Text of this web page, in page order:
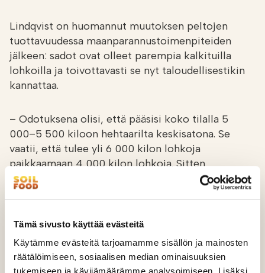
Tämä sivusto käyttää evästeitä
Käytämme evästeitä tarjoamamme sisällön ja mainosten
räätälöimiseen, sosiaalisen median ominaisuuksien
Lindqvist on huomannut muutoksen peltojen
tuottavuudessa maanparannustoimenpiteiden
jälkeen: sadot ovat olleet parempia kalkituilla
lohkoilla ja toivottavasti se nyt taloudellisestikin
kannattaa.
– Odotuksena olisi, että pääsisi koko tilalla 5
000–5 500 kiloon hehtaarilta keskisatona. Se
vaatii, että tulee yli 6 000 kilon lohkoja
paikkaamaan 4 000 kilon lohkoja. Sitten
mielellään yritetään parantaa niitä 4 000 kilon
lohkoja, että nekin tuottaisivat satoa enemmän
Rohkeasti kokeilemaan uusia
viljelymenetelmiä